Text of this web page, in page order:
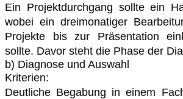
Ein Projektdurchgang sollte ein
wobei ein dreimonatiger
Projekte bis zur Präsentation
sollte. Davor steht die Phase der
b) Diagnose und Auswahl
Kriterien:
Deutliche Begabung in einem